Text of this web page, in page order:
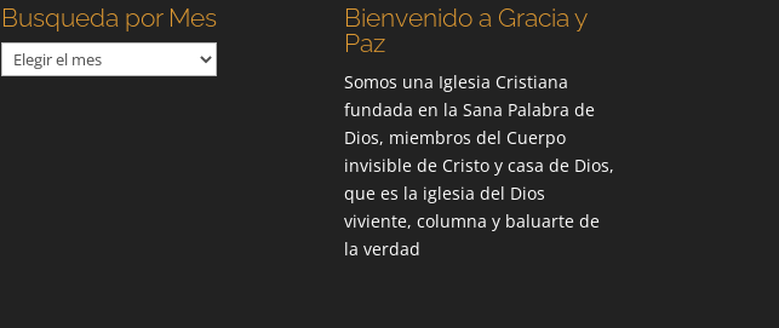
Busqueda por Mes
Busqueda
por
Bienvenido a Gracia y
Paz
Somos una Iglesia Cristiana
fundada en la Sana Palabra de
Dios, miembros del Cuerpo
invisible de Cristo y casa de Dios,
que es la iglesia del Dios
viviente, columna y baluarte de
la verdad